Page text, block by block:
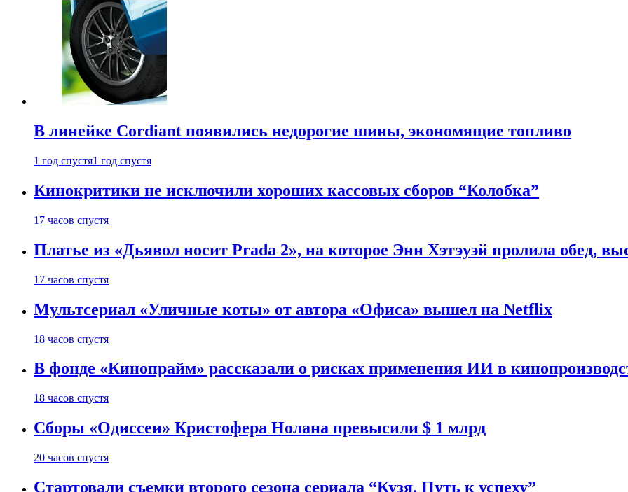
В линейке Cordiant появились недорогие шины, экономящие топливо
1 год спустя1 год спустя
Кинокритики не исключили хороших кассовых сборов “Колобка”
17 часов спустя
Платье из «Дьявол носит Prada 2», на которое Энн Хэтэуэй пролила обед,
17 часов спустя
Мультсериал «Уличные коты» от автора «Офиса» вышел на Netflix
18 часов спустя
В фонде «Кинопрайм» рассказали о рисках применения ИИ в
18 часов спустя
Сборы «Одиссеи» Кристофера Нолана превысили $ 1 млрд
20 часов спустя
Стартовали съемки второго сезона сериала “Кузя. Путь к успеху”